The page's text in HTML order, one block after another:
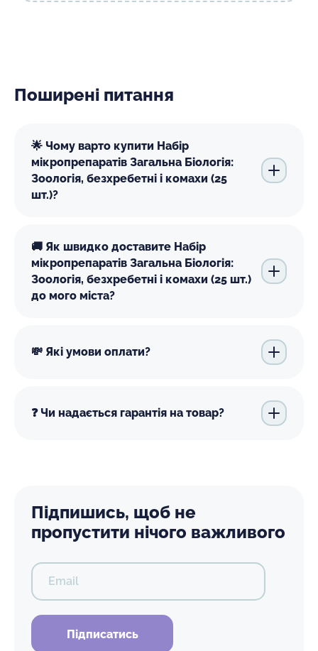
Поширені питання
🌟 Чому варто купити Набір
мікропрепаратів Загальна Біологія:
Зоологія, безхребетні і комахи (25
шт.)?
🚚 Як швидко доставите Набір
мікропрепаратів Загальна Біологія:
Зоологія, безхребетні і комахи (25 шт.)
до мого міста?
💸 Які умови оплати?
❓ Чи надається гарантія на товар?
Підпишись, щоб не
пропустити нічого важливого
Email
Підписатись